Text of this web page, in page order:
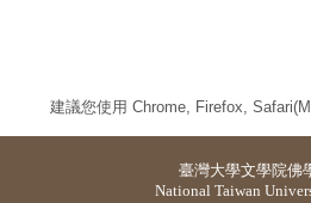
建議您使用 Chrome, Firefox,
臺灣大學文學院佛
National Taiwan